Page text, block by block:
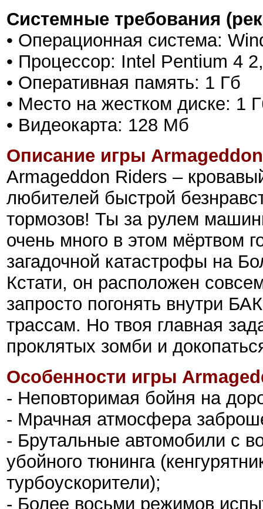
Системные требования
• Операционная система:
• Процессор: Intel Pentium 4
• Оперативная память: 1 Гб
• Место на жестком диске: 1
• Видеокарта: 128 Мб
Описание игры
Armageddon Riders –
любителей быстрой
тормозов! Ты за рулем
очень много в этом мёртвом
загадочной катастрофы на
Кстати, он расположен
запросто погонять внутри
трассам. Но твоя главная
проклятых зомби и
Особенности игры
- Неповторимая бойня на
- Мрачная атмосфера
- Брутальные автомобили с
убойного тюнинга
турбоускорители);
- Более восьми режимов